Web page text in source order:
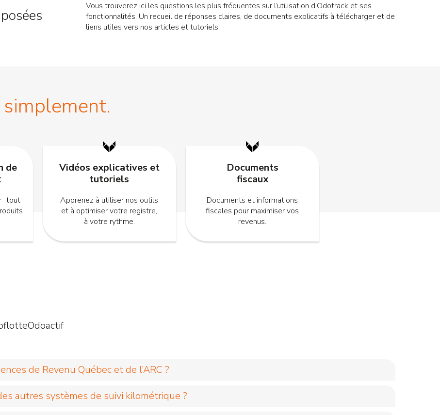
Vous trouverez ici les questions les plus fréquentes sur l’utilisation d’Odotrack et ses
fonctionnalités. Un recueil de réponses claires, de documents explicatifs à télécharger et de
liens utiles vers nos articles et tutoriels.
de
tout
Vidéos explicatives et
tutoriels
Apprenez à utiliser nos outils
et à optimiser votre registre,
à votre rythme.
Documents
fiscaux
Documents et informations
fiscales pour maximiser vos
revenus.
Odoactif
de Revenu Québec et de l’ARC ?
autres systèmes de suivi kilométrique ?